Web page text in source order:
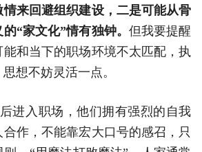
来回避组织建设，二是可能从骨
“家文化”情有独钟。 但我要提醒
和当下的职场环境不太匹配，执
想不妨灵活一点。
进入职场，他们拥有强烈的自我
作，不能靠宏大口号的感召，只